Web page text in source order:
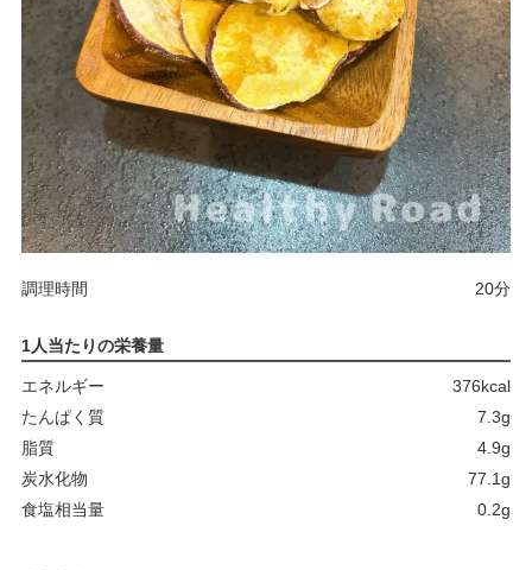
調理時間 20分
1人当たりの栄養量
エネルギー
376kcal
たんぱく質
7.3g
脂質
4.9g
炭水化物
77.1g
食塩相当量
0.2g